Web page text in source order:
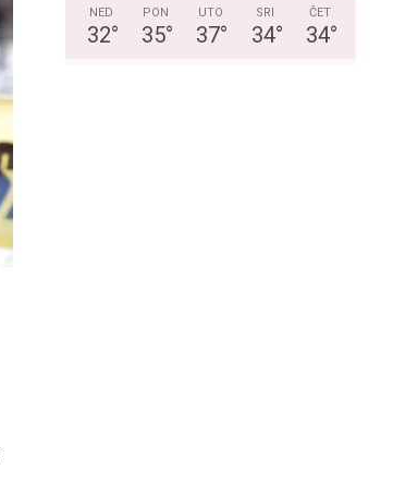
NED
32°
PON
35°
UTO
37°
SRI
34°
ČET
34°